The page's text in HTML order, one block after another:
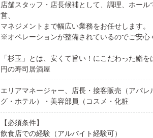
店舗スタッフ・店長候補として、調理、ホー
営、
マネジメントまで幅広い業務をお任せします。
※オペレーションが整備されているのでご安心
「杉玉」とは、安くて旨い！にこだわった鮨
円の寿司居酒屋
エリアマネージャー、店長・接客販売（アパレ
グ・ホテル）・美容部員（コスメ・化粧
【必須条件】
飲食店での経験（アルバイト経験可）